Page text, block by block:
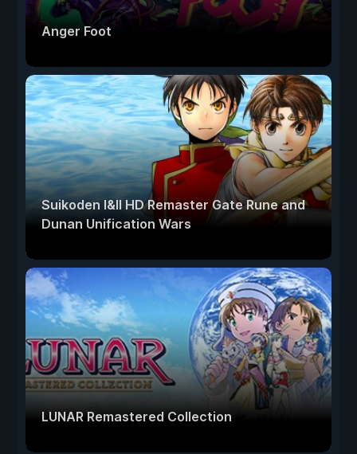
Anger Foot
Suikoden I&II HD Remaster Gate Rune and
Dunan Unification Wars
LUNAR Remastered Collection